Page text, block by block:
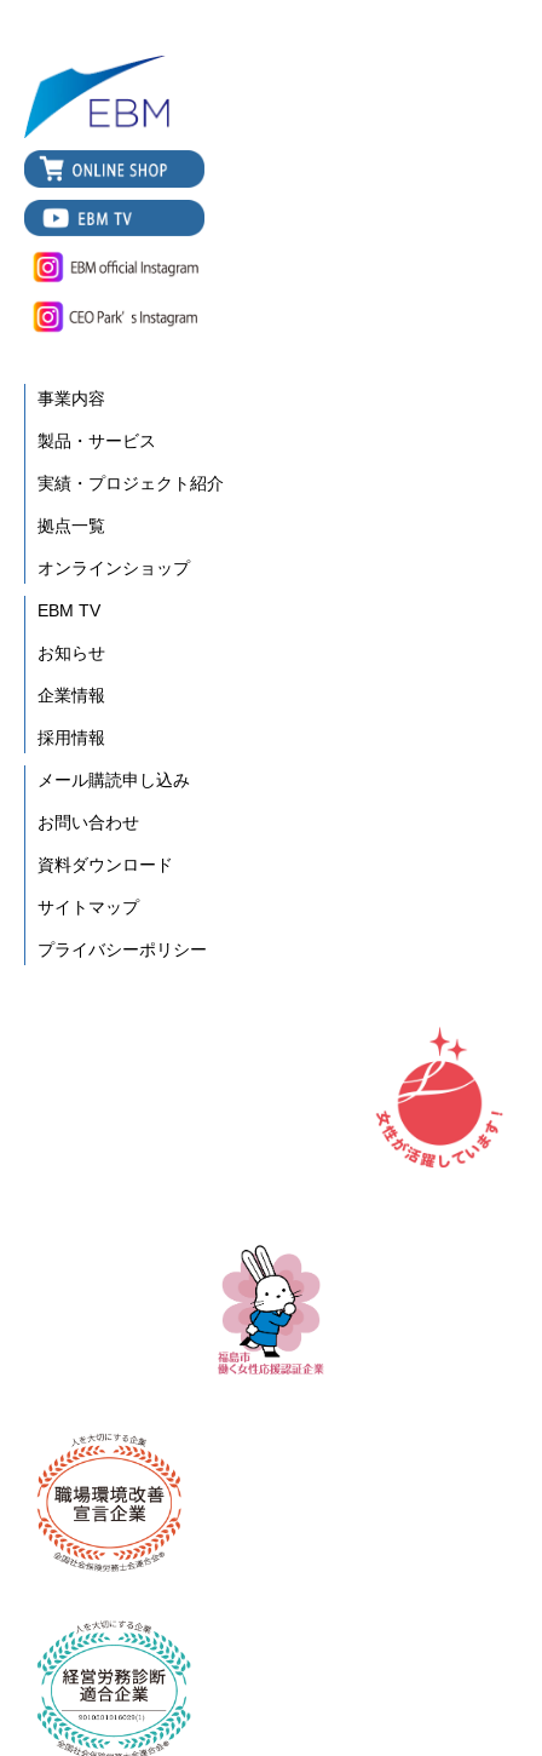
事業内容
製品・サービス
実績・プロジェクト紹介
拠点一覧
オンラインショップ
EBM TV
お知らせ
企業情報
採用情報
メール購読申し込み
お問い合わせ
資料ダウンロード
サイトマップ
プライバシーポリシー